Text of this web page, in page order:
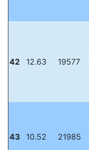
42 12.63 19577
43 10.52 21985